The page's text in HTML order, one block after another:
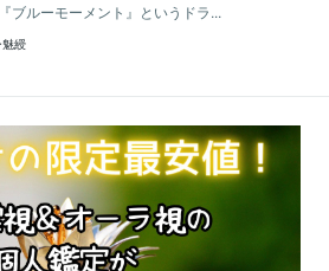
ブルーモーメント』というドラ...
綬